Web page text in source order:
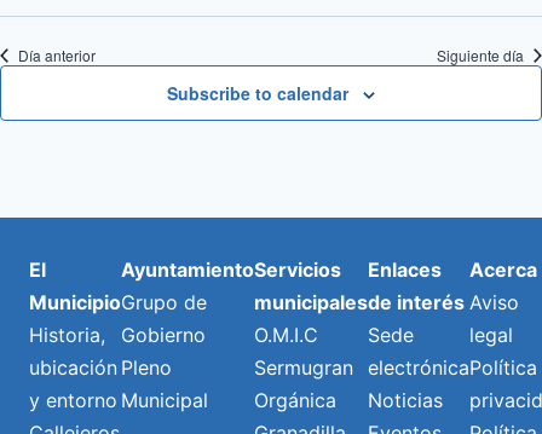
Día anterior Siguiente día
Subscribe to calendar
El
Municipio
Historia,
ubicación
y entorno
Ayuntamiento
Grupo de
Gobierno
Pleno
Municipal
Servicios
municipales
O.M.I.C
Sermugran
Orgánica
Enlaces
de interés
Sede
electrónica
Noticias
Acerca
Aviso
legal
Política